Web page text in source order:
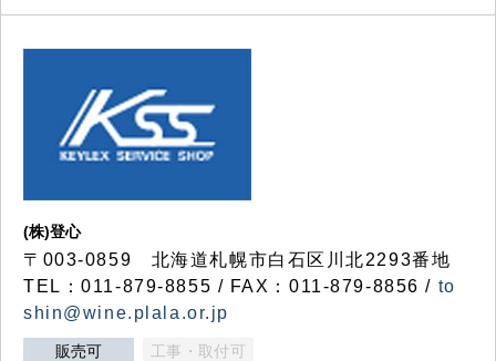
(株)登心
〒003-0859 北海道札幌市白石区川北2293番地
TEL：011-879-8855 / FAX：011-879-8856 / to
shin@wine.plala.or.jp
販売可 工事・取付可